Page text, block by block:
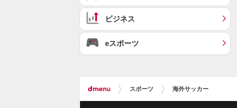
ビジネス
eスポーツ
スポーツ 海外サッカー